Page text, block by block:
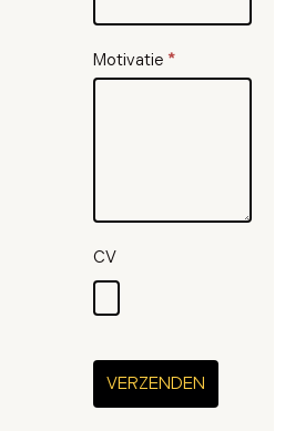
Motivatie *
CV
VERZENDEN